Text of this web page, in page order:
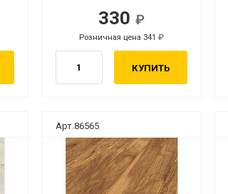
330
Розничная цена 341
КУПИТЬ
Арт.86565